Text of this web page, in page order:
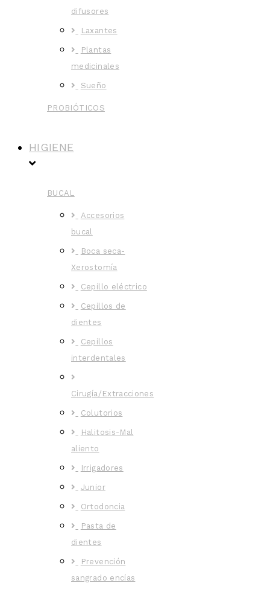
difusores
Laxantes
Plantas
medicinales
Sueño
PROBIÓTICOS
HIGIENE
BUCAL
Accesorios
bucal
Boca seca-
Xerostomía
Cepillo eléctrico
Cepillos de
dientes
Cepillos
interdentales
Cirugía/Extracciones
Colutorios
Halitosis-Mal
aliento
Irrigadores
Junior
Ortodoncia
Pasta de
dientes
Prevención
sangrado encías